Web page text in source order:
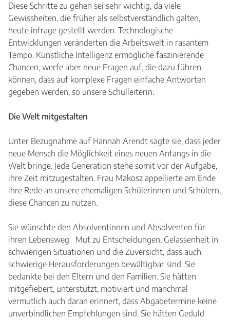
Diese Schritte zu gehen sei sehr wichtig, da viele
Gewissheiten, die früher als selbstverständlich galten,
heute infrage gestellt werden. Technologische
Entwicklungen veränderten die Arbeitswelt in rasantem
Tempo. Künstliche Intelligenz ermögliche faszinierende
Chancen, werfe aber neue Fragen auf, die dazu führen
können, dass auf komplexe Fragen einfache Antworten
gegeben werden, so unsere Schulleiterin.
Die Welt mitgestalten
Unter Bezugnahme auf Hannah Arendt sagte sie, dass jeder
neue Mensch die Möglichkeit eines neuen Anfangs in die
Welt bringe. Jede Generation stehe somit vor der Aufgabe,
ihre Zeit mitzugestalten. Frau Makosz appellierte am Ende
ihre Rede an unsere ehemaligen Schülerinnen und Schülern,
diese Chancen zu nutzen.
Sie wünschte den Absolventinnen und Absolventen für
ihren Lebensweg Mut zu Entscheidungen, Gelassenheit in
schwierigen Situationen und die Zuversicht, dass auch
schwierige Herausforderungen bewältigbar sind. Sie
bedankte bei den Eltern und den Familien. Sie hätten
mitgefiebert, unterstützt, motiviert und manchmal
vermutlich auch daran erinnert, dass Abgabetermine keine
unverbindlichen Empfehlungen sind. Sie hätten Geduld